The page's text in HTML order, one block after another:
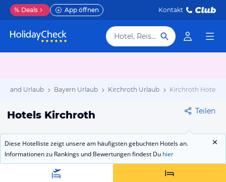
% Deals App öffnen Kontakt
Hotel, Reiseziel
Urlaub Bayern Urlaub Kirchroth Urlaub Kirchroth Hotels
Hotels Kirchroth Teilen
Diese Hotelliste zeigt unsere am häufigsten gebuchten Hotels an.
Informationen zu Rankings und Bewertungen findest Du hier